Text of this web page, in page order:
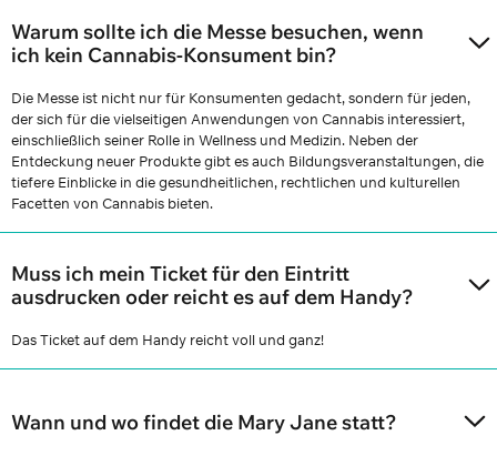
Warum sollte ich die Messe besuchen, wenn
ich kein Cannabis-Konsument bin?
Die Messe ist nicht nur für Konsumenten gedacht, sondern für jeden,
der sich für die vielseitigen Anwendungen von Cannabis interessiert,
einschließlich seiner Rolle in Wellness und Medizin. Neben der
Entdeckung neuer Produkte gibt es auch Bildungsveranstaltungen, die
tiefere Einblicke in die gesundheitlichen, rechtlichen und kulturellen
Facetten von Cannabis bieten.
Muss ich mein Ticket für den Eintritt
ausdrucken oder reicht es auf dem Handy?
Das Ticket auf dem Handy reicht voll und ganz!
Wann und wo findet die Mary Jane statt?